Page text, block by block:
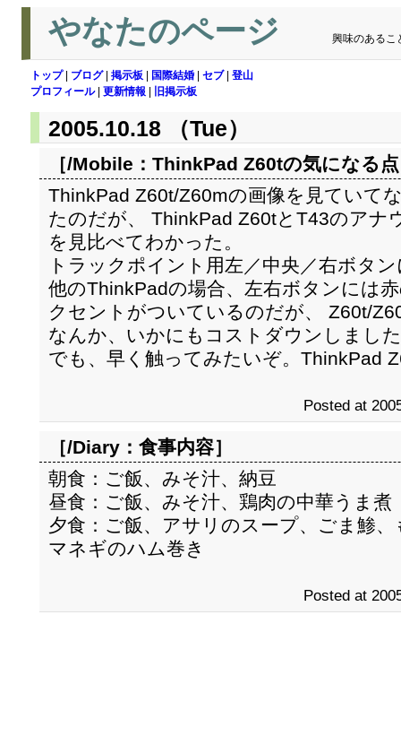
やなたのページ 興味のあるこ
トップ| ブログ| 掲示板 国際結婚 セブ| 登山
プロフィール| 更新情報 旧掲示板
2005.10.18 （Tue）
［/Mobile： ThinkPad Z60tの気になる点
ThinkPad Z60t/Z60mの画像を見ていて
たのだが、 ThinkPad Z60tとT43のアナ
を見比べてわかった。
トラックポイント用左／中央／右ボタ
他のThinkPadの場合、左右ボタンには
クセントがついているのだが、 Z60t/
なんか、いかにもコストダウンしまし
でも、早く触ってみたいぞ。ThinkPad
Posted at
［/Diary： 食事内容］
朝食：ご飯、みそ汁、納豆
昼食：ご飯、みそ汁、鶏肉の中華うま煮
夕食：ご飯、アサリのスープ、ごま鯵
マネギのハム巻き
Posted at